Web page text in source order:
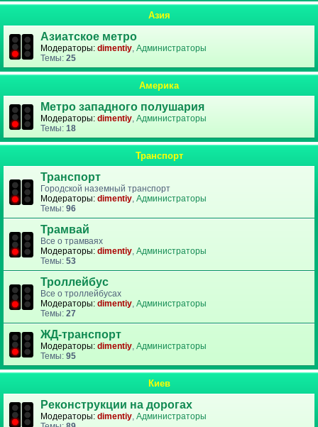
Азия
Азиатское метро
Модераторы: dimentiy, Администраторы
Темы: 25
Америка
Метро западного полушария
Модераторы: dimentiy, Администраторы
Темы: 18
Транспорт
Транспорт
Городской наземный транспорт
Модераторы: dimentiy, Администраторы
Темы: 96
Трамвай
Все о трамваях
Модераторы: dimentiy, Администраторы
Темы: 53
Троллейбус
Все о троллейбусах
Модераторы: dimentiy, Администраторы
Темы: 27
ЖД-транспорт
Модераторы: dimentiy, Администраторы
Темы: 95
Киев
Реконструкции на дорогах
Модераторы: dimentiy, Администраторы